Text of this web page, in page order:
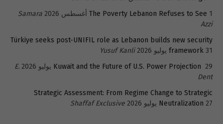
The Poverty Lebanon Refuses to See 1 أغسطس 2026
Samara
Azzi
Türkiye seeks post-UNIFIL role as Lebanon builds new security
framework 31 يوليو 2026
Yusuf Kanli
Kuwait and the Future of U.S. Power Projection 29 يوليو 2026
E.
Dent
Strategic Assessment: From Regime Change to Strategic
Neutralization 27 يوليو 2026 Shaffaf Exclusive